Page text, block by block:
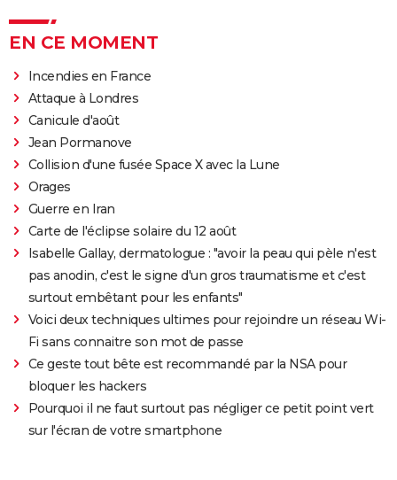
EN CE MOMENT
Incendies en France
Attaque à Londres
Canicule d'août
Jean Pormanove
Collision d'une fusée Space X avec la Lune
Orages
Guerre en Iran
Carte de l'éclipse solaire du 12 août
Isabelle Gallay, dermatologue : "avoir la peau qui pèle n'est
pas anodin, c'est le signe d'un gros traumatisme et c'est
surtout embêtant pour les enfants"
Voici deux techniques ultimes pour rejoindre un réseau Wi-
Fi sans connaitre son mot de passe
Ce geste tout bête est recommandé par la NSA pour
bloquer les hackers
Pourquoi il ne faut surtout pas négliger ce petit point vert
sur l'écran de votre smartphone